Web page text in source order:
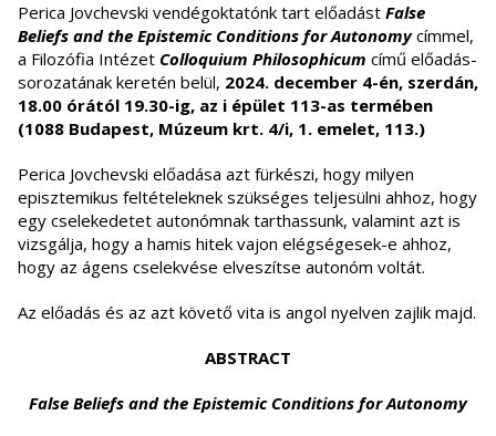
Perica Jovchevski vendégoktatónk tart előadást False
Beliefs and the Epistemic Conditions for Autonomycímmel,
a Filozófia Intézet Colloquium Philosophicum című előadás-
sorozatának keretén belül, 2024. december 4-én, szerdán,
18.00 órától 19.30-ig, az i épület 113-as termében
(1088 Budapest, Múzeum krt. 4/i, 1. emelet, 113.)
Perica Jovchevski előadása azt fürkészi, hogy milyen
episztemikus feltételeknek szükséges teljesülni ahhoz, hogy
egy cselekedetet autonómnak tarthassunk, valamint azt is
vizsgálja, hogy a hamis hitek vajon elégségesek-e ahhoz,
hogy az ágens cselekvése elveszítse autonóm voltát.
Az előadás és az azt követő vita is angol nyelven zajlik majd.
ABSTRACT
False Beliefs and the Epistemic Conditions for Autonomy